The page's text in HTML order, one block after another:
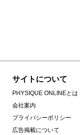
サイトについて
PHYSIQUE ONLINEとは
会社案内
プライバシーポリシー
広告掲載について